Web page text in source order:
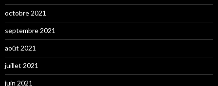
octobre 2021
septembre 2021
août 2021
juillet 2021
juin 2021